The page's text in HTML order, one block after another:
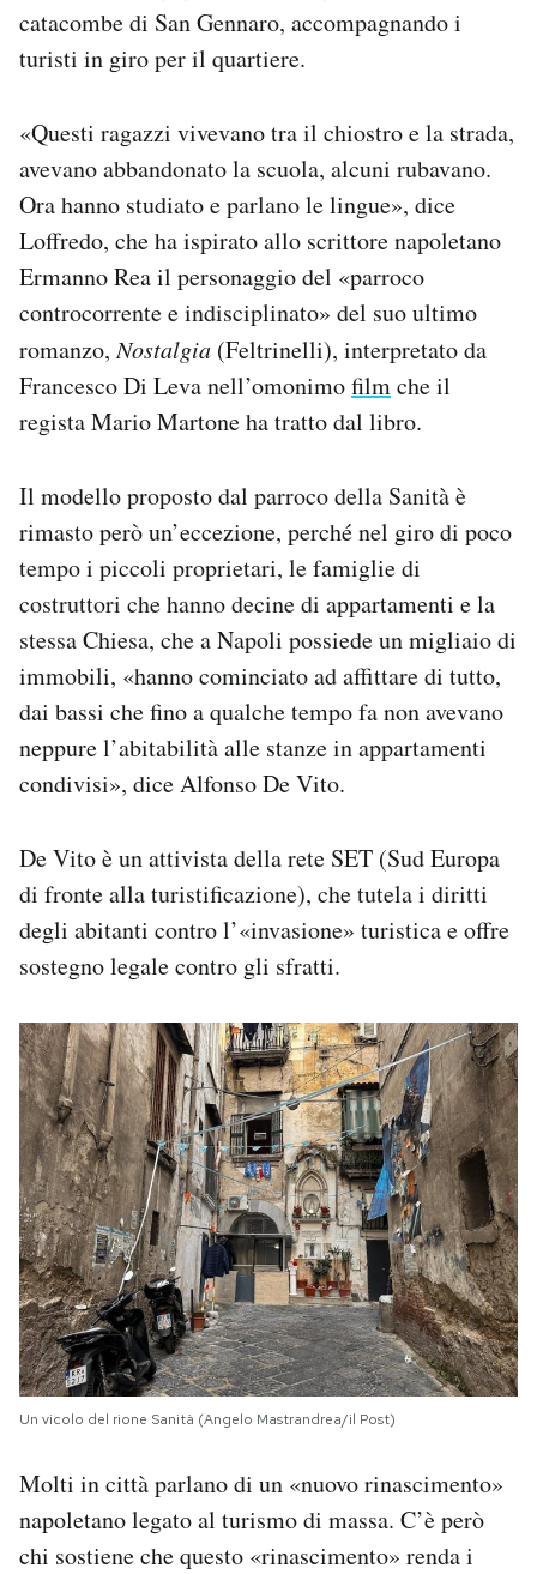
catacombe di San Gennaro, accompagnando i
turisti in giro per il quartiere.
«Questi ragazzi vivevano tra il chiostro e la strada,
avevano abbandonato la scuola, alcuni rubavano.
Ora hanno studiato e parlano le lingue», dice
Loffredo, che ha ispirato allo scrittore napoletano
Ermanno Rea il personaggio del «parroco
controcorrente e indisciplinato» del suo ultimo
romanzo,Nostalgia (Feltrinelli), interpretato da
Francesco Di Leva nell’omonimofilmche il
regista Mario Martone ha tratto dal libro.
Il modello proposto dal parroco della Sanità è
rimasto però un’eccezione, perché nel giro di poco
tempo i piccoli proprietari, le famiglie di
costruttori che hanno decine di appartamenti e la
stessa Chiesa, che a Napoli possiede un migliaio di
immobili, «hanno cominciato ad affittare di tutto,
dai bassi che fino a qualche tempo fa non avevano
neppure l’abitabilità alle stanze in appartamenti
condivisi», dice Alfonso De Vito.
De Vito è un attivista della rete SET (Sud Europa
di fronte alla turistificazione), che tutela i diritti
degli abitanti contro l’«invasione» turistica e offre
sostegno legale contro gli sfratti.
Un vicolo del rione Sanità (Angelo Mastrandrea/il Post)
Molti in città parlano di un «nuovo rinascimento»
napoletano legato al turismo di massa. C’è però
chi sostiene che questo «rinascimento» renda i